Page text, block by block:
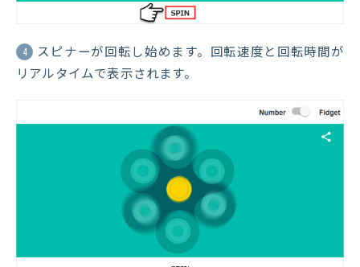
4
スピナーが回転し始めます。回転速度と回転時間が
リアルタイムで表示されます。